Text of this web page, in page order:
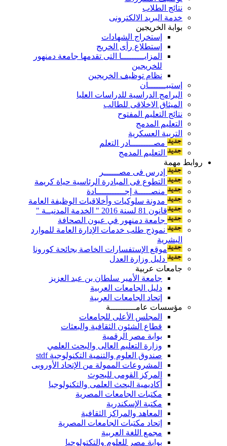
نتائج الطلاب
خدمة البريد الالكترونى
بوابة الخريجين
إستخراج الشهادات
إستطلاع رأى الخريج
المزايـــــــــا التى تقدمها جامعة دمنهور
للخريجين
نظام توظيف الخريجين
إستبيـــــــان
البرامج الدراسية للدراسات العليا
الميثاق الاخلاقى للطالب
نتائج التعليم المفتوح
التعليم المدمج
التربية العسكرية
مصـــــــــادر التعلم
التعليم المدمج
روابط مهمة
إدرس فى مصــــــر
التطوع فى المبادرة الرئاسية حياة كريمة
منصـــــة إجـــــــــــادة
مدونة سلوكيات وأخلاقيات الوظيفة العامة
قانون 81 لسنة 2016 " الخدمة المدنيــة "
جامعة دمنهور في عيون الصحافة
نموذج طلب خدمات الإدارة العامة للموارد
البشرية
موقع الإستفسارات الخاصة بجائحة كورونا
دليل وزارة العدل
جامعات عربية
جامعة الأمير سلطان بن عبد العزيز
دليل الجامعات العربية
إتحاد الجامعات العربية
مؤسسات عامــــــــــة
المجلس الأعلى للجامعات
قطاع الشئون الثقافية والبعثات
بوابة مصر الرقمية
وزارة التعليم العالى والبحث العلمي
صندوق العلوم والتنمية التكنولوجية stdf
المشروعات الممولة من الإتحاد الأوروبى
المركز القومى للبحوث
أكاديمية البحث العلمى والتكنولوجيا
مكتبات الجامعات المصرية
مكتبة الإسكندرية
المعاهد والمراكز الثقافية
إتحاد مكتبات الجامعات المصرية
مجمع اللغة العربية
بوابة مصر للعلوم والتكتولوجيا